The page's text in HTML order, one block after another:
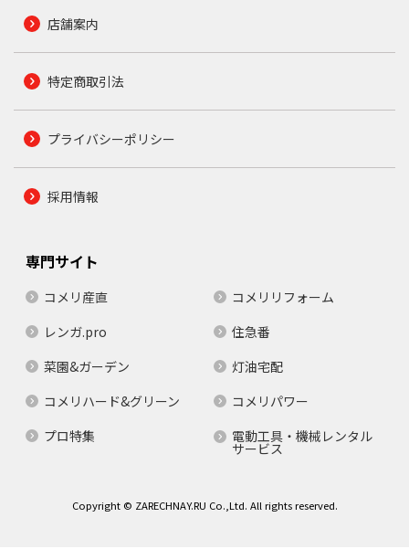
店舗案内
特定商取引法
プライバシーポリシー
採用情報
専門サイト
コメリ産直
コメリリフォーム
レンガ.pro
住急番
菜園&ガーデン
灯油宅配
コメリハード&グリーン
コメリパワー
プロ特集
電動工具・機械レンタル
サービス
Copyright © ZARECHNAY.RU Co.,Ltd. All rights reserved.